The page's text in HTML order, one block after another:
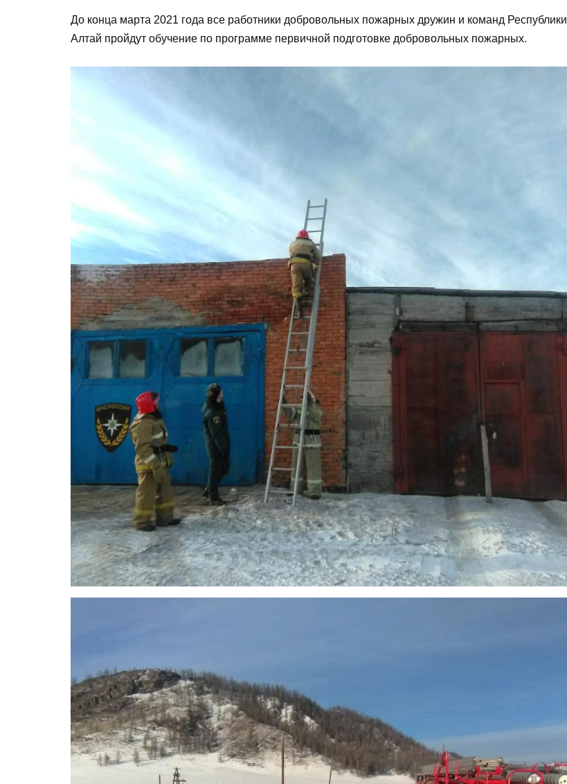
До конца марта 2021 года все работники добровольных пожарных дружин и команд Республики
Алтай пройдут обучение по программе первичной подготовке добровольных пожарных.